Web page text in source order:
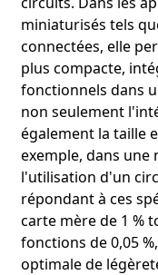
miniaturisés tels
connectées, elle
plus compacte,
fonctionnels dans
non seulement
également la taille
exemple, dans une
l'utilisation d'un
répondant à ces
carte mère de 1 %
fonctions de 0,05
optimale de